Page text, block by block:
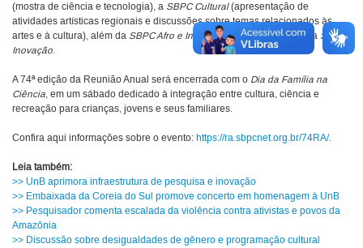
(mostra de ciência e tecnologia), a SBPC Cultural(apresentação de
atividades artísticas regionais e discussões sobre temas relacionados às
artes e à cultura), além da SBPC Afro e Indígena,SBPC Educaçãoe a SBPC
Inovação.
A 74ª edição da Reunião Anual será encerrada com o Dia da Família na
Ciência, em um sábado dedicado à integração entre cultura, ciência e
recreação para crianças, jovens e seus familiares.
Confira aqui informações sobre o evento: https://ra.sbpcnet.org.br/74RA/.
Leia também:
>> UnB aprimora infraestrutura de pesquisa e inovação
>> Embaixada da Coreia do Sul promove concerto em homenagem à UnB
>> Pesquisador comenta escalada da violência contra ativistas e povos da
Amazônia
>> Discussão sobre desigualdades de gênero e programação cultural